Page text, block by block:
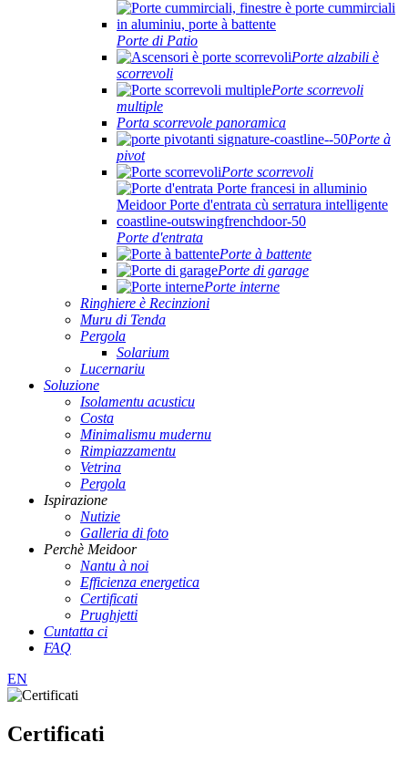
Porte di Patio
Porte alzabili è
scorrevoli
Porte scorrevoli
multiple
Porta scorrevole panoramica
Porte à
pivot
Porte scorrevoli
Porte d'entrata
Porte à battente
Porte di garage
Porte interne
Ringhiere è Recinzioni
Muru di Tenda
Pergola
Solarium
Lucernariu
Soluzione
Isolamentu acusticu
Costa
Minimalismu mudernu
Rimpiazzamentu
Vetrina
Pergola
Ispirazione
Nutizie
Galleria di foto
Perchè Meidoor
Nantu à noi
Efficienza energetica
Certificati
Prughjetti
Cuntatta ci
FAQ
EN
Certificati